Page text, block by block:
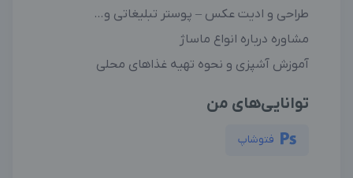
طراحی و ادیت عکس – پوستر تبلیغاتی و…
مشاوره درباره انواع ماساژ
آموزش آشپزی و نحوه تهیه غذاهای محلی
توانایی‌های من
فتوشاپ